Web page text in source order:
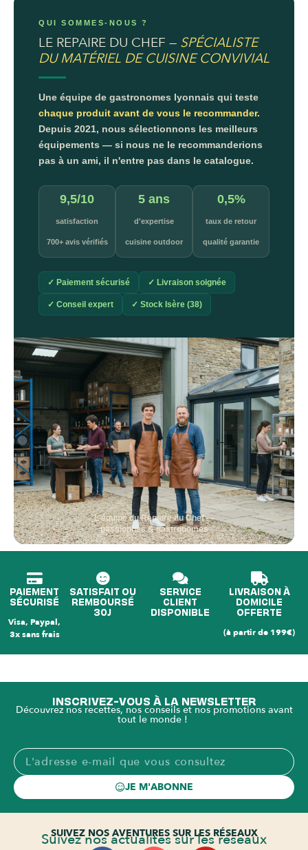
QUI SOMMES-NOUS ?
LE REPAIRE DU CHEF — SPÉCIALISTE
DU MATÉRIEL DE CUISINE CONVIVIAL
Une équipe de gastronomes lyonnais qui teste
chaque produit avant de vous le recommander.
Depuis 2021, nous sélectionnons les meilleurs
équipements — si nous ne le recommanderions
pas à un ami, il n'entre pas dans le catalogue.
9,5/10
satisfaction
700+ avis vérifiés
5 ans
d'expertise
cuisine outdoor
0,5%
taux de retour
qualité garantie
✓ Paiement sécurisé ✓ Livraison soignée
✓ Conseil expert ✓ Stock Isère (38)
L'équipe du Repaire du Chef —
passionnés & gastronomes
PAIEMENT
SÉCURISÉ
Visa, Paypal,
3x sans frais
SATISFAIT OU
REMBOURSÉ
30J
SERVICE
CLIENT
DISPONIBLE
LIVRAISON À
DOMICILE
OFFERTE
(à partir de 199€)
INSCRIVEZ-VOUS À LA NEWSLETTER
Découvrez nos recettes, nos conseils et nos promotions avant
tout le monde !
JE M'ABONNE
SUIVEZ NOS AVENTURES SUR LES RÉSEAUX
Suivez nos actualités sur les réseaux